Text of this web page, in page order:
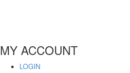
MY ACCOUNT
LOGIN